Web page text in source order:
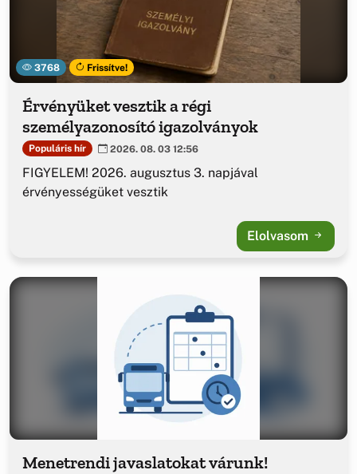
3768 Frissítve!
Érvényüket vesztik a régi
személyazonosító igazolványok
Populáris hír 2026. 08. 03 12:56
FIGYELEM! 2026. augusztus 3. napjával
érvényességüket vesztik
Elolvasom
Menetrendi javaslatokat várunk!